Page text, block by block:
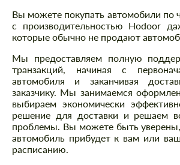
Вы можете покупать автомобили по
с производительностью Hodoor
которые обычно не продают
Мы предоставляем полную
транзакций, начиная с
автомобиля и заканчивая
заказчику. Мы занимаемся
выбираем экономически
решение для доставки и решаем
проблемы. Вы можете быть
автомобиль прибудет к вам или
расписанию.